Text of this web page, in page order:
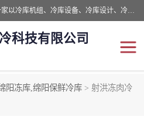
四川美柯冷冻库安装工程有限公司一家以冷库机组、冷库设备、冷库设计、冷冻库设备销售、冷库安装、冻库安装价格及技术服务为一体的综合企业，咨询热线：同等设备材料优惠10% 。公司各种类型安装组合式冷库、冷冻库、冷藏库、气调保鲜库、并提供成套设备供应、安装与调试、维护与维修、技术咨询、操作维修人员技术培训等
科技有限公司
阳冻库,绵阳保鲜冷库 > 射洪冻肉冷